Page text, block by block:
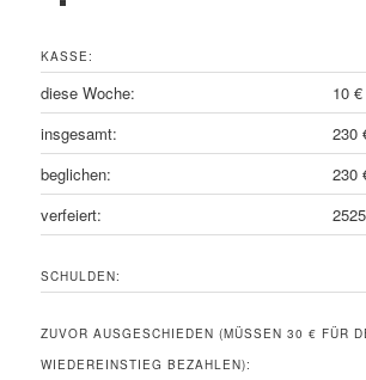
KASSE:
diese Woche:
10 €
insgesamt:
230
beglichen:
230
verfeiert:
SCHULDEN:
ZUVOR AUSGESCHIEDEN (MÜSSEN 30 € FÜR
WIEDEREINSTIEG BEZAHLEN):